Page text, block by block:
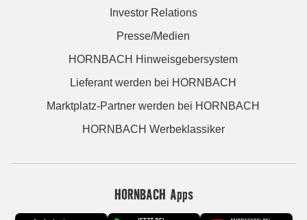
Investor Relations
Presse/Medien
HORNBACH Hinweisgebersystem
Lieferant werden bei HORNBACH
Marktplatz-Partner werden bei HORNBACH
HORNBACH Werbeklassiker
HORNBACH Apps